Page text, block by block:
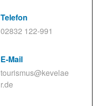
Telefon
02832 122-991
E-Mail
tourismus@kevelae
r.de